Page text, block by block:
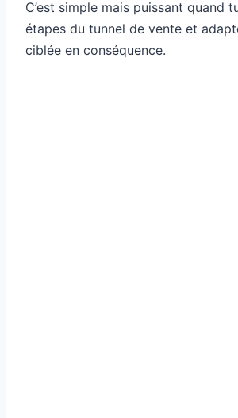
C’est simple mais puissant quand
étapes du tunnel de vente et
ciblée en conséquence.